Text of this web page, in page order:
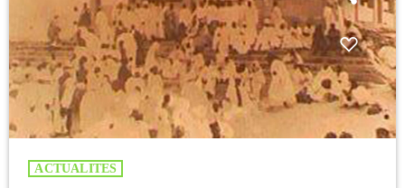
ACTUALITES